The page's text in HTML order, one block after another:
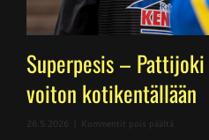
Superpesis –
voiton kotikentällään
26.5.2026 Kommentit pois päältä